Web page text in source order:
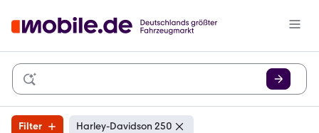
Filter Harley-Davidson 250